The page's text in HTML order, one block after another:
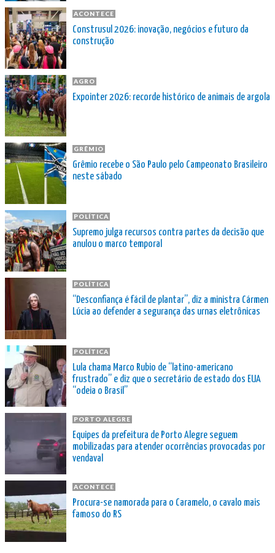
ACONTECE
Construsul 2026: inovação, negócios e futuro da
construção
AGRO
Expointer 2026: recorde histórico de animais de argola
GRÊMIO
Grêmio recebe o São Paulo pelo Campeonato Brasileiro
neste sábado
POLÍTICA
Supremo julga recursos contra partes da decisão que
anulou o marco temporal
POLÍTICA
“Desconfiança é fácil de plantar”, diz a ministra Cármen
Lúcia ao defender a segurança das urnas eletrônicas
POLÍTICA
Lula chama Marco Rubio de “latino-americano
frustrado” e diz que o secretário de estado dos EUA
“odeia o Brasil”
PORTO ALEGRE
Equipes da prefeitura de Porto Alegre seguem
mobilizadas para atender ocorrências provocadas por
vendaval
ACONTECE
Procura-se namorada para o Caramelo, o cavalo mais
famoso do RS